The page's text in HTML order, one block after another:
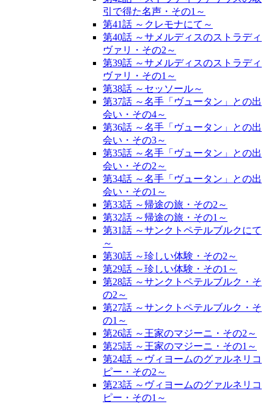
引で得た名声・その1～
第41話 ～クレモナにて～
第40話 ～サメルディスのストラディ
ヴァリ・その2～
第39話 ～サメルディスのストラディ
ヴァリ・その1～
第38話 ～セッソール～
第37話 ～名手「ヴュータン」との出
会い・その4～
第36話 ～名手「ヴュータン」との出
会い・その3～
第35話 ～名手「ヴュータン」との出
会い・その2～
第34話 ～名手「ヴュータン」との出
会い・その1～
第33話 ～帰途の旅・その2～
第32話 ～帰途の旅・その1～
第31話 ～サンクトペテルブルクにて
～
第30話 ～珍しい体験・その2～
第29話 ～珍しい体験・その1～
第28話 ～サンクトペテルブルク・そ
の2～
第27話 ～サンクトペテルブルク・そ
の1～
第26話 ～王家のマジーニ・その2～
第25話 ～王家のマジーニ・その1～
第24話 ～ヴィヨームのグァルネリコ
ピー・その2～
第23話 ～ヴィヨームのグァルネリコ
ピー・その1～